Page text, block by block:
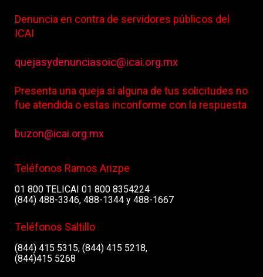
Denuncia en contra de servidores públicos del
ICAI
quejasydenunciasoic@icai.org.mx
Presenta una queja si alguna de tus solicitudes no
fue atendida o estas inconforme con la respuesta
buzon@icai.org.mx
Teléfonos Ramos Arizpe
01 800 TELICAI 01 800 8354224
(844) 488-3346, 488-1344 y 488-1667
Teléfonos Saltillo
(844) 415 5315, (844) 415 5218,
(844)415 5268